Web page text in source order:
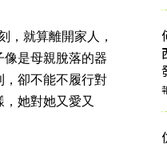
，就算離開家人，
是母親脫落的器
，卻不能不履行對
她對她又愛又